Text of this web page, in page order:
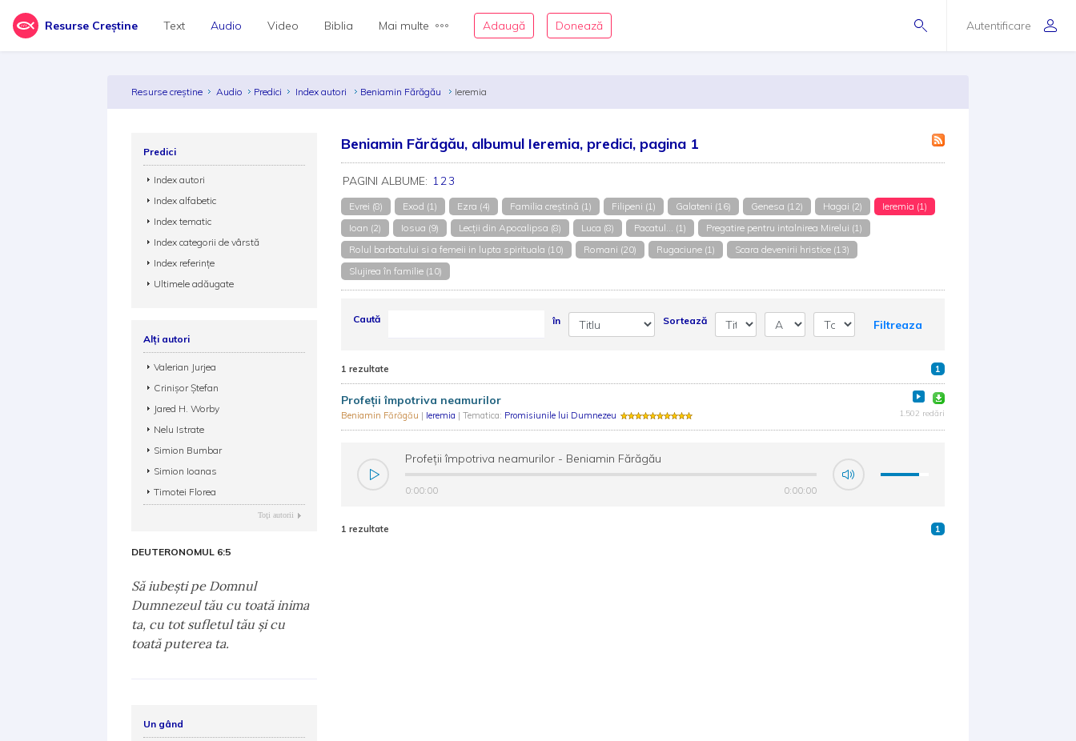
Resurse Creștine Autentificare
Text Audio Video Biblia Mai multe Adaugă Donează
Resurse creștine Audio Predici Index autori Beniamin Fărăgău Ieremia
Beniamin Fărăgău, albumul Ieremia, predici, pagina 1
PAGINI ALBUME: 123
Evrei (8) Exod (1) Ezra (4) Familia creștină (1) Filipeni (1) Galateni (16) Genesa (12) Hagai (2)
Ieremia (1)
Ioan (2)
Iosua (9) Lecții din Apocalipsa (8) Luca (8) Pacatul... (1)
Pregatire pentru intalnirea Mirelui (1)
Rolul barbatului si a femeii in lupta spirituala (10)
Romani (20) Rugaciune (1)
Scara devenirii hristice (13)
Slujirea în familie (10)
Caută în Sortează Filtreaza
1 rezultate 1
Profeții împotriva neamurilor
Beniamin Fărăgău | Ieremia | Tematica: Promisiunile lui Dumnezeu 1.502 redări
Profeții împotriva neamurilor - Beniamin Fărăgău
0:00:00 0:00:00
1 rezultate 1
Predici
Index autori
Index alfabetic
Index tematic
Index categorii de vârstă
Index referințe
Ultimele adăugate
Alți autori
Valerian Jurjea
Crinișor Ștefan
Jared H. Worby
Nelu Istrate
Simion Bumbar
Simion Ioanas
Timotei Florea
Toţi autorii
DEUTERONOMUL 6:5
Să iubeşti pe Domnul
Dumnezeul tău cu toată inima
ta, cu tot sufletul tău şi cu
toată puterea ta.
Un gând